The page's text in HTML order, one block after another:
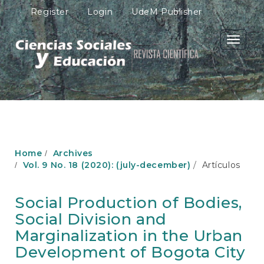
M
a
i
n
N
a
v
i
g
n
n
C
o
n
Register Login UdeM Publisher
Toggle
Home
Archives
Vol. 9 No. 18 (2020): (july-december)
Artículos
Social Production of Bodies,
Social Division and
Marginalization in the Urban
Development of Bogota City